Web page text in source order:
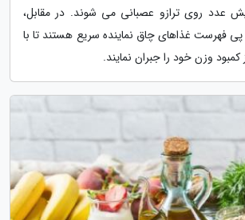
عدد روی ترازو عصبانی می شوند. در مقابل،
فهرست غذاهای چاق نماینده سریع هستند تا با
وزن خود را جبران نمایند.